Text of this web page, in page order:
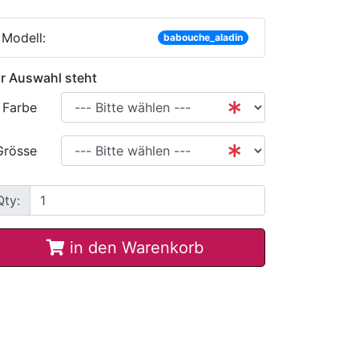
Modell: babouche_aladin
Auswahl steht
Farbe
in den Warenkorb